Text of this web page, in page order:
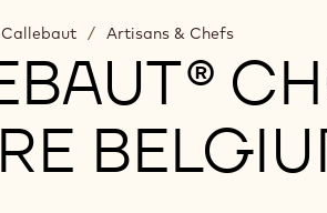
/ Artisans & Chefs